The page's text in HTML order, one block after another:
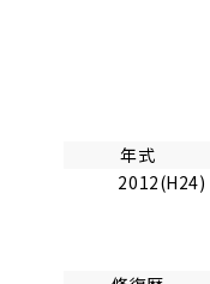
年式
2012(H24)